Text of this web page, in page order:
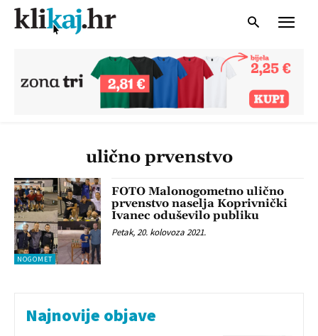
ulično prvenstvo
NOGOMET
FOTO Malonogometno ulično
prvenstvo naselja Koprivnički
Ivanec oduševilo publiku
Petak, 20. kolovoza 2021.
Najnovije objave